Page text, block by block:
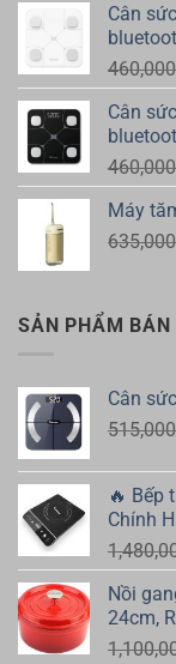
Cân
Cân
Máy
SẢN PHẨM BÁN
Cân
🔥 Bếp
Chính
Nồi
24cm,